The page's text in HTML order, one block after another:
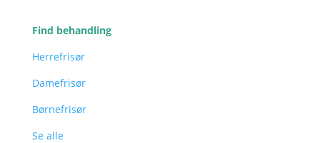
Find behandling
Herrefrisør
Damefrisør
Børnefrisør
Se alle